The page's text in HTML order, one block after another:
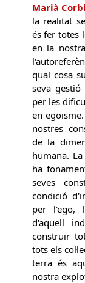
Marià
la realitat
és fer totes
en la
qual cosa
seva
per les
en
nostres
de la
humana.
ha
seves
condició
per l'ego,
d'aquell
construir
tots els
terra és
nostra